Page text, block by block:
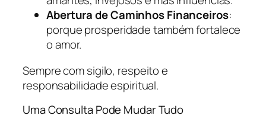
Abertura de Caminhos Financeiros:
porque prosperidade também fortalece
o amor.
Sempre com sigilo, respeito e
responsabilidade espiritual.
Uma Consulta Pode Mudar Tudo